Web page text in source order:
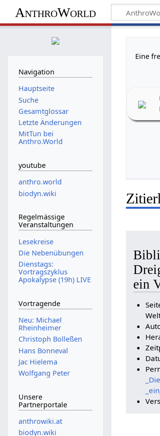
AnthroWorld
Eine
ein
Navigation
Hauptseite
Suche
Gesamtglossar
Letzte Änderungen
MitTun bei
Anthro.World
youtube
anthro.world
biodyn.wiki
Regelmässige
Veranstaltungen
Lesekreise
Die Nebenübungen
Dienstags:
Vortragszyklus
Apokalypse (19h) LIVE
Vortragende
Neu: Michael
Rheinheimer
Christoph Bolleßen
Hans Bonneval
Jac Hielema
Wolfgang Peter
Unsere
Partnerportale
anthrowiki.at
biodyn.wiki